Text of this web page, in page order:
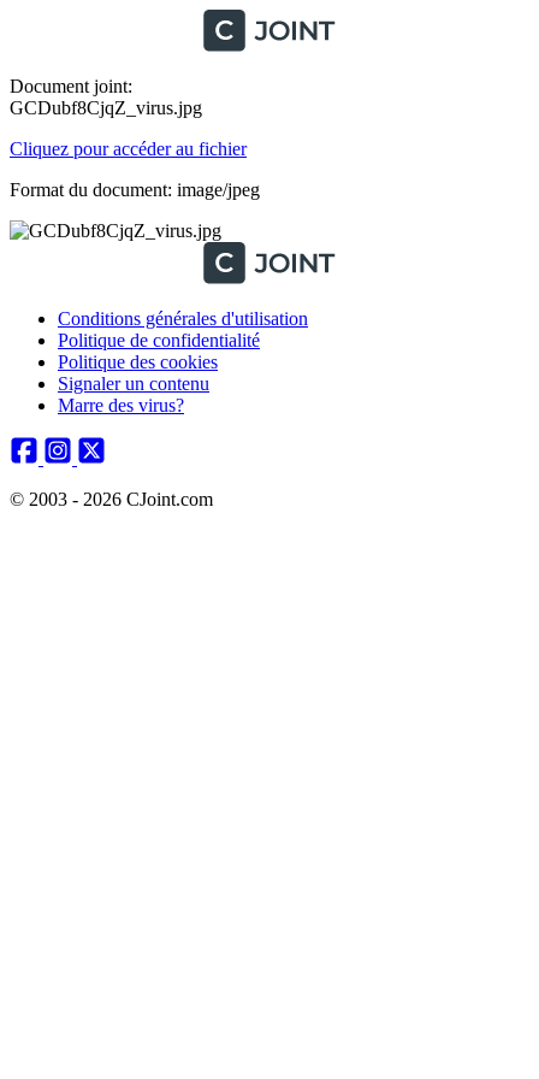
Document joint:
GCDubf8CjqZ_virus.jpg
Cliquez pour accéder au fichier
Format du document: image/jpeg
Conditions générales d'utilisation
Politique de confidentialité
Politique des cookies
Signaler un contenu
Marre des virus?
© 2003 - 2026 CJoint.com